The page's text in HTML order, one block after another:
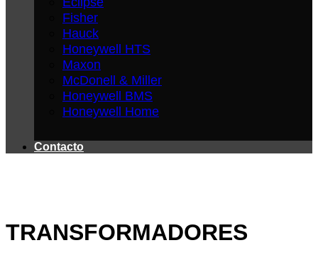
Fisher
Hauck
Honeywell HTS
Maxon
McDonell & Miller
Honeywell BMS
Honeywell Home
Contacto
TRANSFORMADORES